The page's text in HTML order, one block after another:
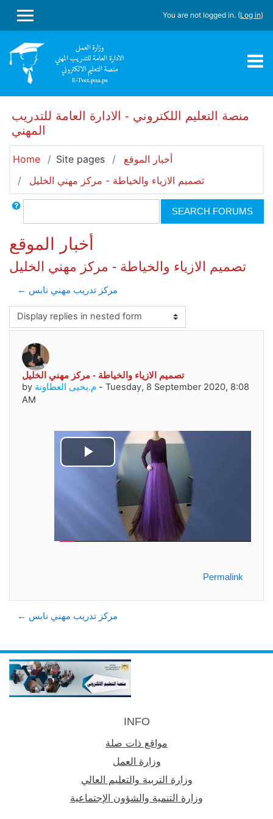
SIDE PANEL
You are not logged in. (Log in)
منصة التعليم اللكتروني - الادارة العامة للتدريب
المهني
Home Site pages
أخبار الموقع
تصميم الازياء والخياطة - مركز مهني الخليل
Search SEARCH FORUMS
أخبار الموقع
تصميم الازياء والخياطة - مركز مهني الخليل
← مركز تدريب مهني نابس
Display mode
تصميم الازياء والخياطة - مركز مهني الخليل
by م.يحيى العطاونة - Tuesday, 8 September 2020, 8:08
AM
Number of replies: 0
Play
Video
Permalink
← مركز تدريب مهني نابس
INFO
مواقع ذات صلة
وزارة العمل
وزارة التربية والتعليم العالي
وزارة التنمية والشؤون الإجتماعية